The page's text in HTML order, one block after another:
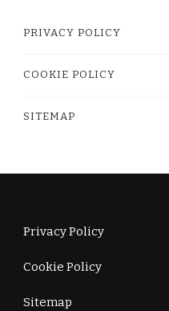
PRIVACY POLICY
COOKIE POLICY
SITEMAP
Privacy Policy
Cookie Policy
Sitemap